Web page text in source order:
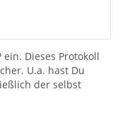
ein. Dieses Protokoll
U.a. hast Du
der selbst